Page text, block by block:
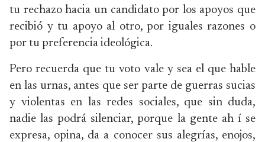
tu rechazo hacia un candidato por los apoyos que
recibió y tu apoyo al otro, por iguales razones o
por tu preferencia ideológica.
Pero recuerda que tu voto vale y sea el que hable
en las urnas, antes que ser parte de guerras sucias
y violentas en las redes sociales, que sin duda,
nadie las podrá silenciar, porque la gente ah í se
expresa, opina, da a conocer sus alegrías, enojos,